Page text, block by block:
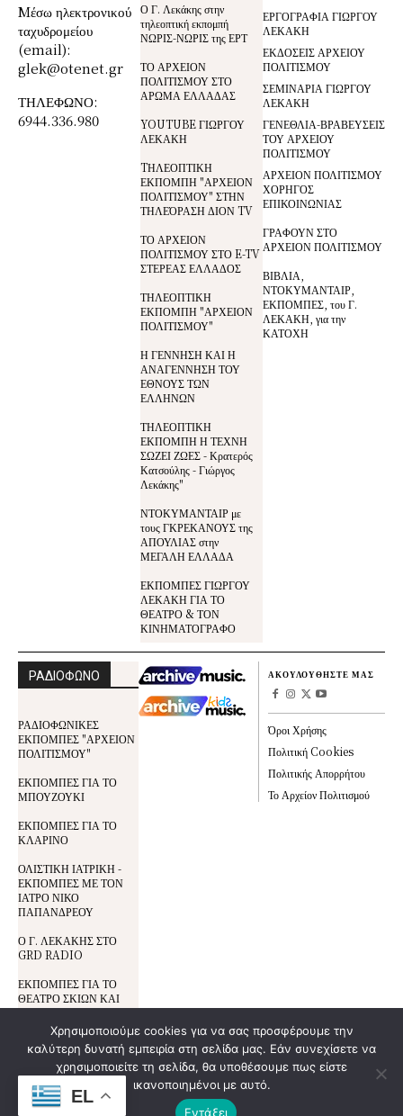
Mέσω ηλεκτρονικού
ταχυδρομείου
(email):
glek@otenet.gr
ΤΗΛΕΦΩΝΟ:
6944.336.980
Ο Γ. Λεκάκης στην
τηλεοπτική εκπομπή
ΝΩΡΙΣ-ΝΩΡΙΣ της ΕΡΤ
ΤΟ ΑΡΧΕΙΟΝ
ΠΟΛΙΤΙΣΜΟΥ ΣΤΟ
ΑΡΩΜΑ ΕΛΛΑΔΑΣ
YOUTUBE ΓΙΩΡΓΟΥ
ΛΕΚΑΚΗ
TΗΛΕΟΠΤΙΚΗ
ΕΚΠΟΜΠΗ "ΑΡΧΕΙΟΝ
ΠΟΛΙΤΙΣΜΟΥ" ΣΤΗΝ
ΤΗΛΕΌΡΑΣΗ ΔΙΟΝ TV
ΤΟ ΑΡΧΕΙΟΝ
ΠΟΛΙΤΙΣΜΟΥ ΣΤΟ E-TV
ΣΤΕΡΕΑΣ ΕΛΛΑΔΟΣ
ΤΗΛΕΟΠΤΙΚΗ
ΕΚΠΟΜΠΗ "ΑΡΧΕΙΟΝ
ΠΟΛΙΤΙΣΜΟΥ"
Η ΓΕΝΝΗΣΗ ΚΑΙ Η
ΑΝΑΓΕΝΝΗΣΗ ΤΟΥ
ΕΘΝΟΥΣ ΤΩΝ
ΕΛΛΗΝΩΝ
ΤΗΛΕΟΠΤΙΚΗ
ΕΚΠΟΜΠΗ Η ΤΕΧΝΗ
ΣΩΖΕΙ ΖΩΕΣ - Κρατερός
Κατσούλης - Γιώργος
Λεκάκης"
ΝΤΟΚΥΜΑΝΤΑΙΡ με
τους ΓΚΡΕΚΑΝΟΥΣ της
ΑΠΟΥΛΙΑΣ στην
ΜΕΓΑΛΗ ΕΛΛΑΔΑ
ΕΚΠΟΜΠΕΣ ΓΙΩΡΓΟΥ
ΛΕΚΑΚΗ ΓΙΑ ΤΟ
ΘΕΑΤΡΟ & ΤΟΝ
ΚΙΝΗΜΑΤΟΓΡΑΦΟ
ΕΡΓΟΓΡΑΦΙΑ ΓΙΩΡΓΟΥ
ΛΕΚΑΚΗ
ΕΚΔΟΣΕΙΣ ΑΡΧΕΙΟΥ
ΠΟΛΙΤΙΣΜΟΥ
ΣΕΜΙΝΑΡΙΑ ΓΙΩΡΓΟΥ
ΛΕΚΑΚΗ
ΓΕΝΕΘΛΙΑ-ΒΡΑΒΕΥΣΕΙΣ
ΤΟΥ ΑΡΧΕΙΟΥ
ΠΟΛΙΤΙΣΜΟΥ
ΑΡΧΕΙΟΝ ΠΟΛΙΤΙΣΜΟΥ
ΧΟΡΗΓΟΣ
ΕΠΙΚΟΙΝΩΝΙΑΣ
ΓΡΑΦΟΥΝ ΣΤΟ
ΑΡΧΕΙΟΝ ΠΟΛΙΤΙΣΜΟΥ
ΒΙΒΛΙΑ,
ΝΤΟΚΥΜΑΝΤΑΙΡ,
ΕΚΠΟΜΠΕΣ, του Γ.
ΛΕΚΑΚΗ, για την
ΚΑΤΟΧΗ
ΡΑΔΙΟΦΩΝΟ
ΡΑΔΙΟΦΩΝΙΚΕΣ
ΕΚΠΟΜΠΕΣ "ΑΡΧΕΙΟΝ
ΠΟΛΙΤΙΣΜΟΥ"
ΕΚΠΟΜΠΕΣ ΓΙΑ ΤΟ
ΜΠΟΥΖΟΥΚΙ
ΕΚΠΟΜΠΕΣ ΓΙΑ ΤΟ
ΚΛΑΡΙΝΟ
ΟΛΙΣΤΙΚΗ ΙΑΤΡΙΚΗ -
ΕΚΠΟΜΠΕΣ ΜΕ ΤΟΝ
ΙΑΤΡΟ ΝΙΚΟ
ΠΑΠΑΝΔΡΕΟΥ
Ο Γ. ΛΕΚΑΚΗΣ ΣΤΟ
GRD RADIO
ΕΚΠΟΜΠΕΣ ΓΙΑ ΤΟ
ΘΕΑΤΡΟ ΣΚΙΩΝ ΚΑΙ
ΤΟΝ ΚΑΡΑΓΚΙΟΖΗ
ΑΚΟΥΛΟΥΘΗΣΤΕ ΜΑΣ
Όροι Χρήσης
Πολιτική Cookies
Πολιτικής Απορρήτου
Το Αρχείον Πολιτισμού
© All Rights Reserved | Development By
DoSmart.gr| Supported By Wideview
Entertainment
Όροι Χρήσης
Προστασία Δεδομένων
EL
Χρησιμοποιούμε cookies για να σας προσφέρουμε την
καλύτερη δυνατή εμπειρία στη σελίδα μας. Εάν συνεχίσετε να
χρησιμοποιείτε τη σελίδα, θα υποθέσουμε πως είστε
ικανοποιημένοι με αυτό.
Εντάξει